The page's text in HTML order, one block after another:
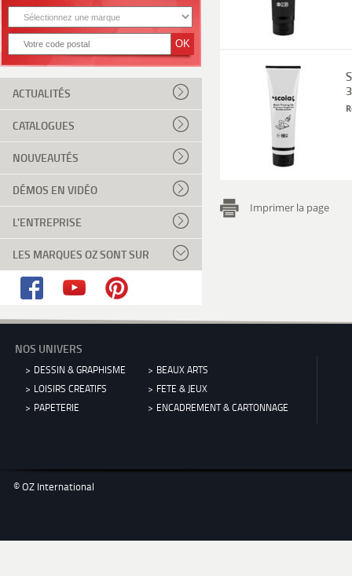
ACTUALITÉS
CATALOGUES
NOUVEAUTÉS
DÉMOS EN VIDÉO
L'ENTREPRISE
LES MARQUES OZ SONT SUR
Imprimer la page
NOS UNIVERS
DESSIN & GRAPHISME
BEAUX ARTS
LOISIRS CREATIFS
FETE & JEUX
PAPETERIE
ENCADREMENT & CARTONNAGE
© OZ International